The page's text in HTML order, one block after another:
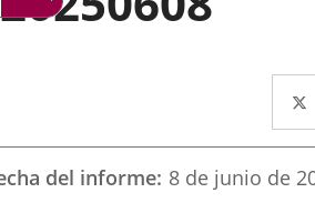
del informe 8 de junio de